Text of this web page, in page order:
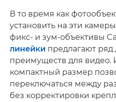
В то время как
установить на эти
фикс- и зум-объективы
линейки предлагают
преимуществ для видео.
компактный размер
переключаться между
без корректировки